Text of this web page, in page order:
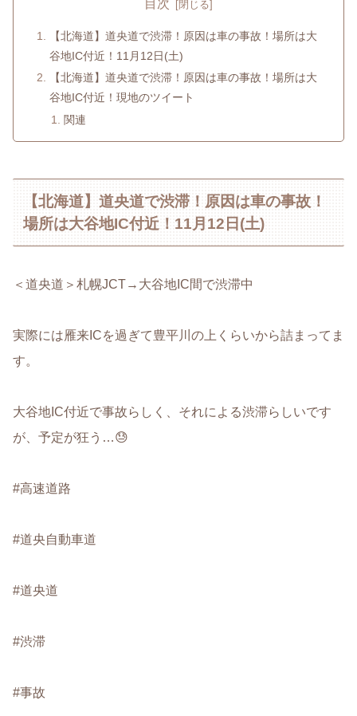
目次
【北海道】道央道で渋滞！原因は車の事故！場所は大
谷地IC付近！11月12日(土)
【北海道】道央道で渋滞！原因は車の事故！場所は大
谷地IC付近！現地のツイート
関連
【北海道】道央道で渋滞！原因は車の事故！
場所は大谷地IC付近！11月12日(土)
＜道央道＞札幌JCT→大谷地IC間で渋滞中
実際には雁来ICを過ぎて豊平川の上くらいから詰まってま
す。
大谷地IC付近で事故らしく、それによる渋滞らしいです
が、予定が狂う…😓
#高速道路
#道央自動車道
#道央道
#渋滞
#事故